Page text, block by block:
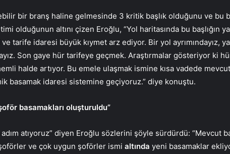
bir branş haline gelmesinde 3 kritik başlık olduğunu ve bu
olduğunun altını çizen Eroğlu, “Yol haritasında bu başlığın
tarife idaresi büyük kıymet arz ediyor. Bir yol ayrımındayız,
Son gaye hür tarifeye geçmek. Araştırmalar gösteriyor ki
halde artıyor. Bu emele ulaşmak ismine kısa vadede mevcut
basamak idaresi sistemine geçiyoruz.” diye konuştu.
basamakları oluşturuldu”
atıyoruz” diyen Eroğlu sözlerini şöyle sürdürdü: “Mevcut
ve çok uygun şoförler ismi altında yeni basamaklar